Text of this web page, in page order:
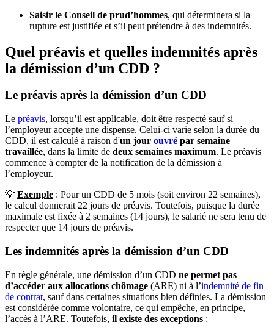
Saisir le Conseil de prud’hommes, qui déterminera si la
rupture est justifiée et s’il peut prétendre à des indemnités.
Quel préavis et quelles indemnités après
la démission d’un CDD ?
Le préavis après la démission d’un CDD
Le préavis, lorsqu’il est applicable, doit être respecté sauf si
l’employeur accepte une dispense. Celui-ci varie selon la durée du
CDD, il est calculé à raison d'un jour ouvré par semaine
travaillée, dans la limite de deux semaines maximum. Le préavis
commence à compter de la notification de la démission à
l’employeur.
💡 Exemple : Pour un CDD de 5 mois (soit environ 22 semaines),
le calcul donnerait 22 jours de préavis. Toutefois, puisque la durée
maximale est fixée à 2 semaines (14 jours), le salarié ne sera tenu de
respecter que 14 jours de préavis.
Les indemnités après la démission d’un CDD
En règle générale, une démission d’un CDD ne permet pas
d’accéder aux allocations chômage (ARE) ni à l’indemnité de fin
de contrat, sauf dans certaines situations bien définies. La démission
est considérée comme volontaire, ce qui empêche, en principe,
l’accès à l’ARE. Toutefois, il existe des exceptions :